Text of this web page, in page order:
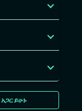
አጋር ይሁኑ